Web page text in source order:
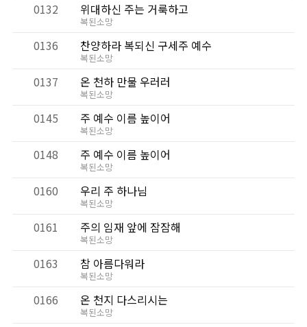
0132 위대하신 주는 거룩하고
복된소망
0136 찬양하라 복되신 구세주 예수
복된소망
0137 온 천하 만물 우러러
복된소망
0145 주 예수 이름 높이어
복된소망
0148 주 예수 이름 높이어
복된소망
0160 우리 주 하나님
복된소망
0161 주의 임재 앞에 잠잠해
복된소망
0163 참 아름다워라
복된소망
0166 온 천지 다스리시는
복된소망